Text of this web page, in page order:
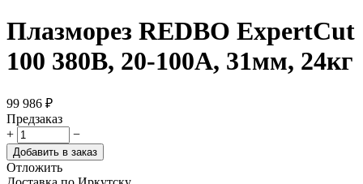
Плазморез REDBO ExpertCut
100 380B, 20-100А, 31мм, 24кг
99 986 ₽
Предзаказ
+
−
Добавить в заказ
Отложить